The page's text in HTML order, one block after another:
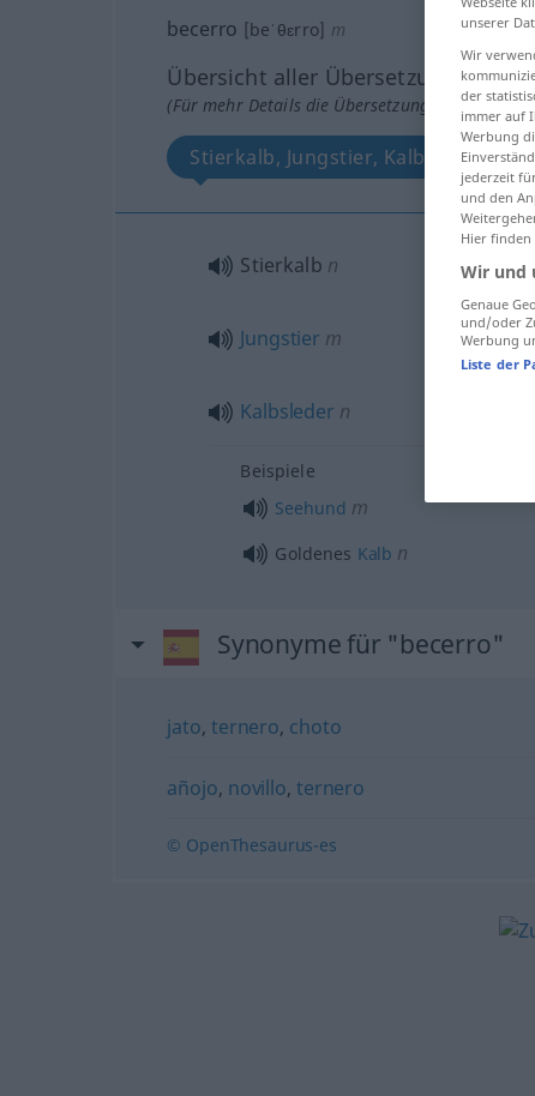
becerro [beˈθɛrro] m
Übersicht aller Übersetzungen
(Für mehr Details die Übersetzung anklicken/
Stierkalb, Jungstier, Kalbsleder
Stierkalb n
Jungstier m
Kalbsleder n
Beispiele
Seehund m
Goldenes Kalb n
Synonyme für "becerro"
jato,ternero, choto
añojo, novillo,ternero
© OpenThesaurus-es
unserer
Wir
der
immer auf
Werbung
jederzeit
und den
Hier finden
Wir und
Genaue
und/oder
Werbung
Liste der